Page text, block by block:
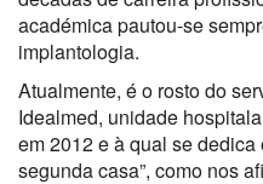
académica pautou-se
implantologia.
Atualmente, é o rosto do
Idealmed, unidade
em 2012 e à qual se
segunda casa”, como nos